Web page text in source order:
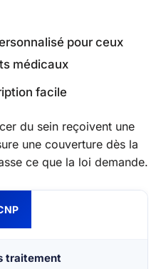
pour ceux
médicaux
facile
du sein reçoivent une
une couverture dès la
ce que la loi demande.
traitement